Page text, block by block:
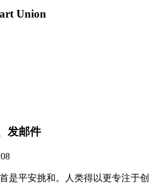
Union
发邮件
平安挑和。人类得以更专注于创